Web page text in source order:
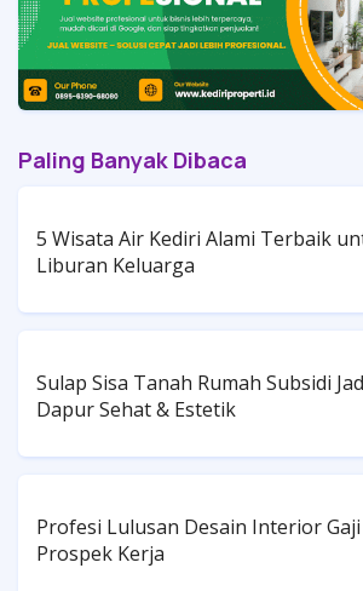
Paling Banyak Dibaca
5 Wisata Air Kediri Alami Terbaik
Liburan Keluarga
Sulap Sisa Tanah Rumah Subsidi
Dapur Sehat & Estetik
Profesi Lulusan Desain Interior
Prospek Kerja